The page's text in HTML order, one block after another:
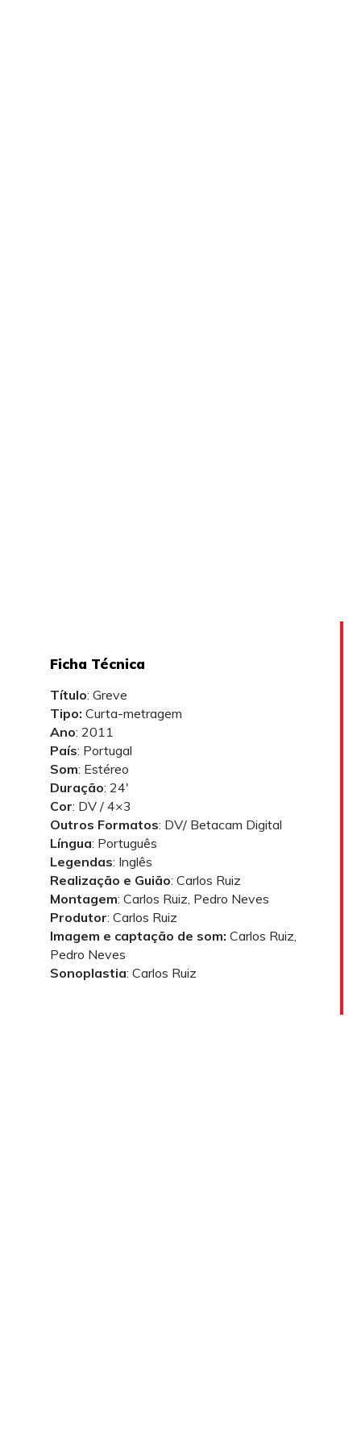
Ficha Técnica
Título: Greve
Tipo: Curta-metragem
Ano: 2011
País: Portugal
Som: Estéreo
Duração: 24′
Cor: DV / 4×3
Outros Formatos: DV/ Betacam Digital
Língua: Português
Legendas: Inglês
Realização e Guião: Carlos Ruiz
Montagem: Carlos Ruiz, Pedro Neves
Produtor: Carlos Ruiz
Imagem e captação de som: Carlos Ruiz,
Pedro Neves
Sonoplastia: Carlos Ruiz